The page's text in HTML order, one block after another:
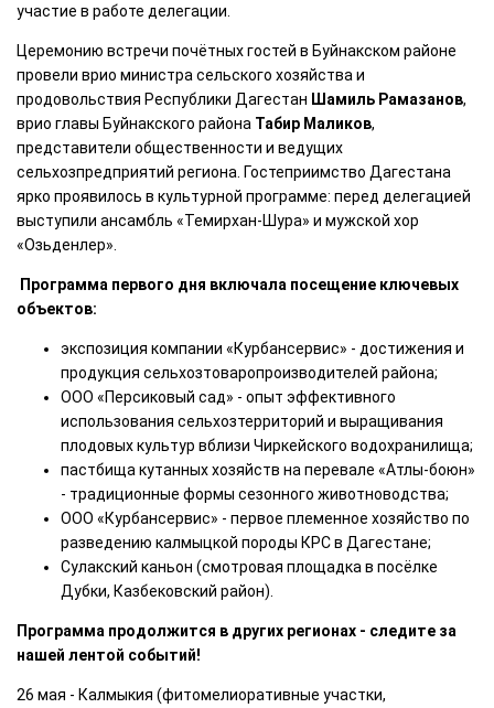
участие в работе делегации.
Церемонию встречи почётных гостей в Буйнакском районе
провели врио министра сельского хозяйства и
продовольствия Республики Дагестан Шамиль Рамазанов,
врио главы Буйнакского района Табир Маликов,
представители общественности и ведущих
сельхозпредприятий региона. Гостеприимство Дагестана
ярко проявилось в культурной программе: перед делегацией
выступили ансамбль «Темирхан-Шура» и мужской хор
«Озьденлер».
Программа первого дня включала посещение ключевых
объектов:
экспозиция компании «Курбансервис» - достижения и
продукция сельхозтоваропроизводителей района;
ООО «Персиковый сад» - опыт эффективного
использования сельхозтерриторий и выращивания
плодовых культур вблизи Чиркейского водохранилища;
пастбища кутанных хозяйств на перевале «Атлы-боюн»
- традиционные формы сезонного животноводства;
ООО «Курбансервис» - первое племенное хозяйство по
разведению калмыцкой породы КРС в Дагестане;
Сулакский каньон (смотровая площадка в посёлке
Дубки, Казбековский район).
Программа продолжится в других регионах - следите за
нашей лентой событий!
26 мая - Калмыкия (фитомелиоративные участки,